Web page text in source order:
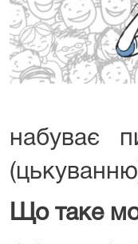
набуває
Що таке